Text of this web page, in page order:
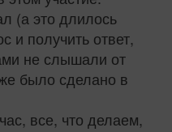
(а это длилось
и получить ответ,
не слышали от
было сделано в
все, что делаем,